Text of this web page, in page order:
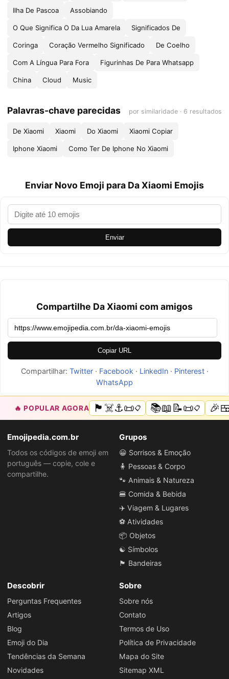
Ilha De Pascoa Assobiando
O Que Significa O Da Lua Amarela Significados De
Coringa Coração Vermelho Significado De Coelho
Com A Língua Para Fora Figurinhas De Para Whatsapp
China Cloud Music
Palavras-chave parecidas por similaridade · 6 resultados
De Xiaomi Xiaomi Do Xiaomi Xiaomi Copiar
Iphone Xiaomi Como Ter De Iphone No Xiaomi
Enviar Novo Emoji para Da Xiaomi Emojis
Enviar
Compartilhe Da Xiaomi com amigos
Copiar URL
Compartilhar: Twitter· Facebook · LinkedIn· Pinterest·
WhatsApp
🔥 POPULAR AGORA 🏴‍☠️⚓📜📋 📚📖📝📜📋
Emojipedia.com.br
Todos os códigos de emoji em
português — copie, cole e
compartilhe.
Grupos
😀 Sorrisos & Emoção
🧍 Pessoas & Corpo
🐾 Animais & Natureza
🍔 Comida & Bebida
✈️ Viagem & Lugares
⚽ Atividades
📦 Objetos
☯️ Símbolos
🏴 Bandeiras
Descobrir
Perguntas Frequentes
Artigos
Blog
Emoji do Dia
Tendências da Semana
Novidades
Sobre
Sobre nós
Contato
Termos de Uso
Política de Privacidade
Mapa do Site
Sitemap XML